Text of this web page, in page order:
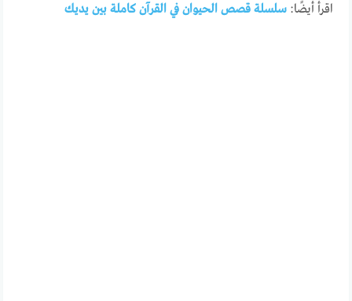
اقرأ أيضًا:سلسلة قصص الحيوان في القرآن كاملة بين يديك